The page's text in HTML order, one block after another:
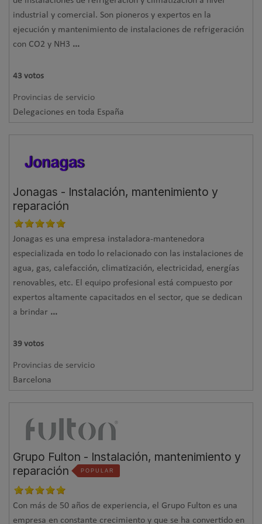
industrial y comercial. Son pioneros y expertos en la
ejecución y mantenimiento de instalaciones de refrigeración
con CO2 y NH3 ...
43 votos
Provincias de servicio
Delegaciones en toda España
Jonagas - Instalación, mantenimiento y
reparación
Jonagas es una empresa instaladora-mantenedora
especializada en todo lo relacionado con las instalaciones de
agua, gas, calefacción, climatización, electricidad, energías
renovables, etc. El equipo profesional está compuesto por
expertos altamente capacitados en el sector, que se dedican
a brindar ...
39 votos
Provincias de servicio
Barcelona
Grupo Fulton - Instalación, mantenimiento y
reparación
POPULAR
Con más de 50 años de experiencia, el Grupo Fulton es una
empresa en constante crecimiento y que se ha convertido en